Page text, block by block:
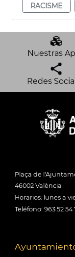
RACISME
Nuestras
Redes
Plaça de
46002 València
Horarios: lunes a
Teléfono: 963 52 54